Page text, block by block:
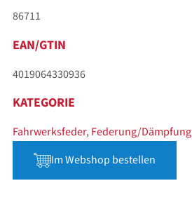
86711
EAN/GTIN
4019064330936
KATEGORIE
Fahrwerksfeder, Federung/Dämpfung
Im Webshop bestellen